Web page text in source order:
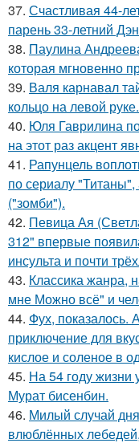
37. Счастливая 44-
парень 33-летний
38. Паулина
которая мгновенно
39. Валя карнавал
кольцо на левой руке.
40. Юля Гаврилина
на этот раз акцент
41. Рапунцель
по сериалу
("зомби").
42. Певица Ая
312" впервые
инсульта и почти
43. Классика жанра,
мне Можно всё" и
44. Фух, показалось.
приключение для
кислое и соленое в
45. На 54 году жизни
Мурат бисенбин.
46. Милый случай
влюблённых